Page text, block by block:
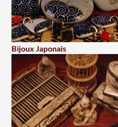
Bijoux Japonais